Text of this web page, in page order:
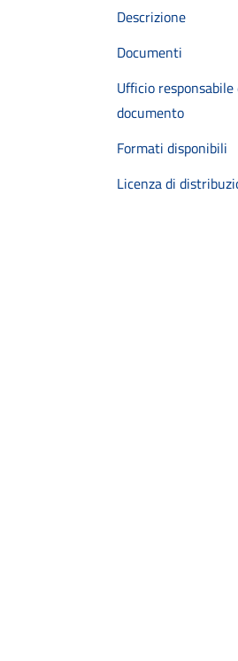
Descrizione
Documenti
Ufficio responsabile
documento
Formati disponibili
Licenza di